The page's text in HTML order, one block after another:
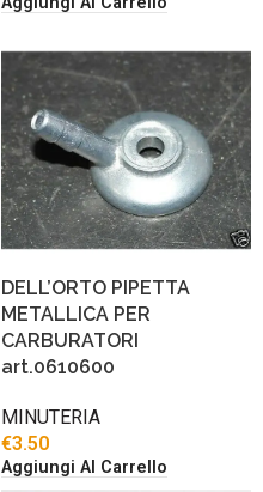
DELL’ORTO PIPETTA
METALLICA PER
CARBURATORI
art.0610600
MINUTERIA
€3.50
Aggiungi Al Carrello